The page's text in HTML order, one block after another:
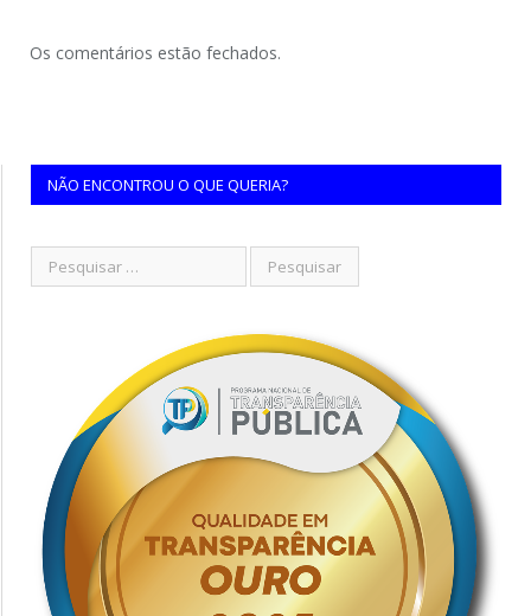
Os comentários estão fechados.
NÃO ENCONTROU O QUE QUERIA?